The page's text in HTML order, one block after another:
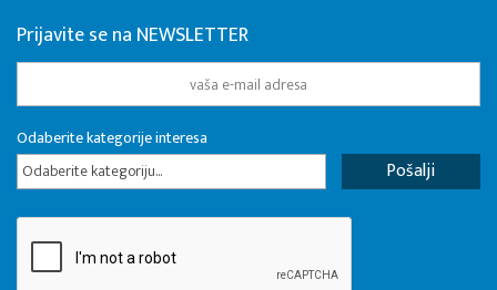
Prijavite se na NEWSLETTER
Odaberite kategorije interesa
Odaberite kategoriju...